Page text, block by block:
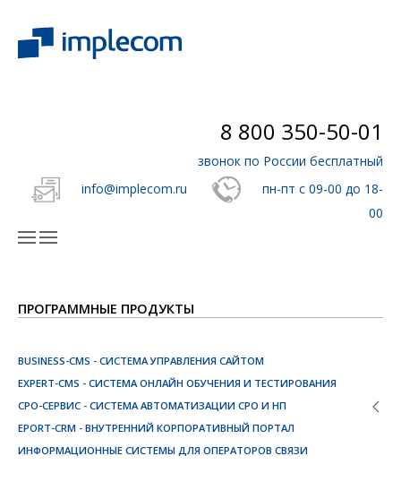
8 800 350-50-01
звонок по России бесплатный
info@implecom.ru
пн-пт с 09-00 до 18-
00
ПРОГРАММНЫЕ ПРОДУКТЫ
BUSINESS-CMS - СИСТЕМА УПРАВЛЕНИЯ САЙТОМ
EXPERT-CMS - СИСТЕМА ОНЛАЙН ОБУЧЕНИЯ И ТЕСТИРОВАНИЯ
СРО-СЕРВИС - СИСТЕМА АВТОМАТИЗАЦИИ СРО И НП
EPORT-CRM - ВНУТРЕННИЙ КОРПОРАТИВНЫЙ ПОРТАЛ
ИНФОРМАЦИОННЫЕ СИСТЕМЫ ДЛЯ ОПЕРАТОРОВ СВЯЗИ